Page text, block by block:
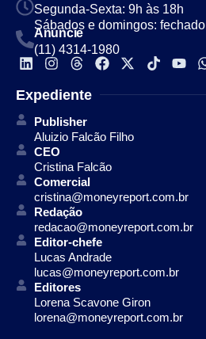
Segunda-Sexta: 9h às 18h
Sábados e domingos: fechado
Anuncie
(11) 4314-1980
Expediente
Publisher
Aluizio Falcão Filho
CEO
Cristina Falcão
Comercial
cristina@moneyreport.com.br
Redação
redacao@moneyreport.com.br
Editor-chefe
Lucas Andrade
lucas@moneyreport.com.br
Editores
Lorena Scavone Giron
lorena@moneyreport.com.br